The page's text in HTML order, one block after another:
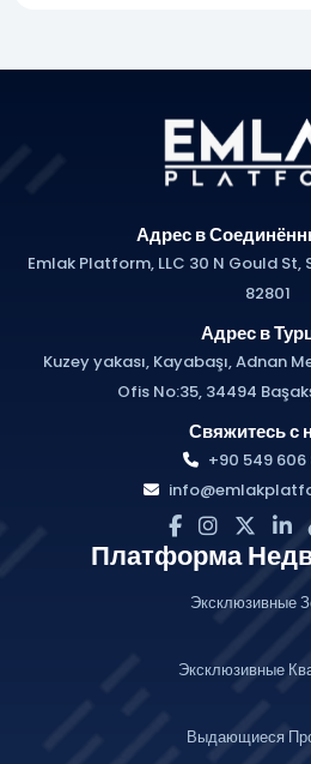
Адрес в
Emlak Platform, LLC 30 N Gould St,
82801
Адрес в
Kuzey yakası, Kayabaşı, Adnan
Ofis No:35, 34494
Свяжитесь с
+90 549 606
Платформа
Эксклюзивные
Эксклюзивные
Выдающиеся